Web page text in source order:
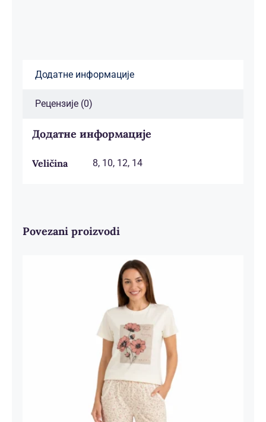
Додатне информације
Рецензије (0)
Додатне информације
Veličina 8, 10, 12, 14
Povezani proizvodi
Ženska Pidžama Sunny Days Krem –
Cvetni Print Pamučna Pidžama |
Bear Underwear